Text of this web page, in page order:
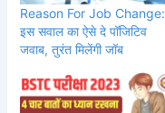
Reason For Job Change:
इस सवाल का ऐसे दे पॉजिटिव
जवाब, तुरंत मिलेंगी जॉब